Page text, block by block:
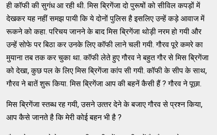
ही कॉफी की सुगंध आ रही थी. मिस ब्रिगेंजा दो पुरूषों को सीविल कपड़ों में
देखकर यह नहीं समझ पायी कि ये दोनों पुलिस है इसलिए उन्‍हें कड़े आवाज में
रूकने को कहा. परिचय जानने के बाद मिस ब्रिगेंजा थोड़ी नरम हो गयी और
उन्‍हें सोफे पर बिठा कर उनके लिए कॉफी लाने चली गयी. गौरव पूरे कमरे का
मुयाना तब तक कर चुका था. कॉफी लेते हुए गौरव ने बहुत गौर से मिस ब्रिगेंजा
को देखा, कुछ पल के लिए मिस ब्रिगेंजा कांप सी गयी. कॉफी के सीप के साथ,
गौरव ने बातें शुरू किया. मिस ब्रिगेंजा आप की बहनें कैसी हैं ? गौरव ने पूछा.
मिस ब्रिगेंजा स्‍तब्‍ध रह गयी, उसने उत्‍तर देने के बजाए गौरव से प्रश्‍न किया,
आप कैसे जानते है कि मेरी कोई बहन भी है ?